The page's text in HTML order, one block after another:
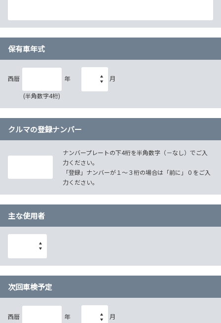
保有車年式
西暦 年
(半角数字4桁)
月
クルマの登録ナンバー
ナンバープレートの下4桁を半角数字（－なし）でご入
力ください。
「登録」ナンバーが１～３桁の場合は「前に」０をご入
力ください。
主な使用者
次回車検予定
西暦 年 月